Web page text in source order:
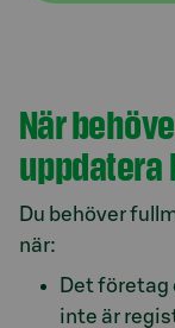
När
Du behöver
när:
Det företag
inte är